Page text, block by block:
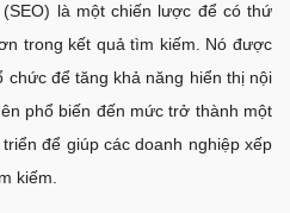
là một chiến lược để có thứ
trong kết quả tìm kiếm. Nó được
để tăng khả năng hiển thị nội
phổ biến đến mức trở thành một
để giúp các doanh nghiệp xếp
kiếm.